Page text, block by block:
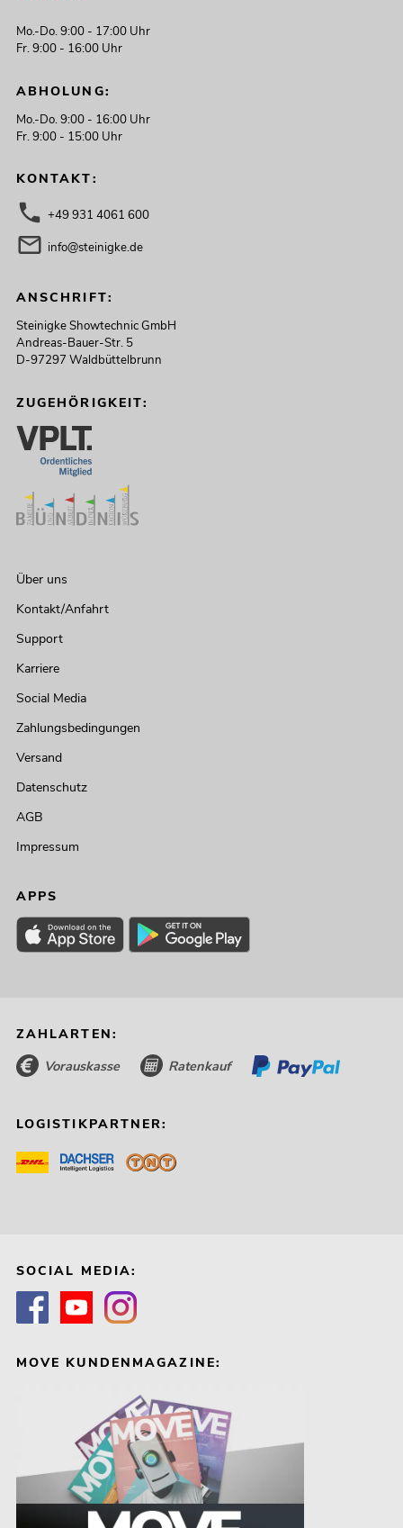
Mo.-Do. 9:00 - 17:00 Uhr
Fr. 9:00 - 16:00 Uhr
ABHOLUNG:
Mo.-Do. 9:00 - 16:00 Uhr
Fr. 9:00 - 15:00 Uhr
KONTAKT:
+49 931 4061 600
info@steinigke.de
ANSCHRIFT:
Steinigke Showtechnic GmbH
Andreas-Bauer-Str. 5
D-97297 Waldbüttelbrunn
ZUGEHÖRIGKEIT:
Über uns
Kontakt/Anfahrt
Support
Karriere
Social Media
Zahlungsbedingungen
Versand
Datenschutz
AGB
Impressum
APPS
ZAHLARTEN:
Vorauskasse Ratenkauf
LOGISTIKPARTNER:
SOCIAL MEDIA:
MOVE KUNDENMAGAZINE: